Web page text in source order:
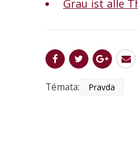
Grau ist alle
Témata: Pravda